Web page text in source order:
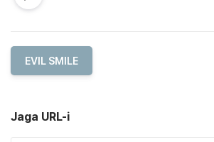
EVIL SMILE
Jaga URL-i